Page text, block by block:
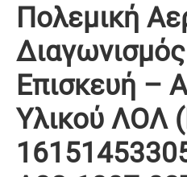
Πολεμική
Επισκευή –
Υλικού ΛΟΛ